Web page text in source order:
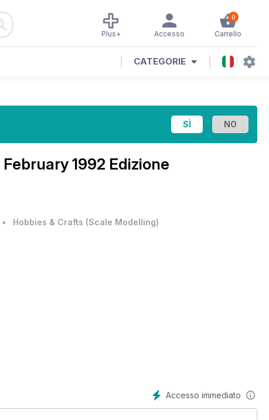
0
Carrello
Accesso
Plus+
CATEGORIE
February 1992 Edizione
• Hobbies & Crafts (Scale Modelling)
Accesso immediato